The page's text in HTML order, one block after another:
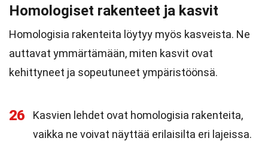
Homologiset rakenteet ja kasvit
Homologisia rakenteita löytyy myös kasveista. Ne
auttavat ymmärtämään, miten kasvit ovat
kehittyneet ja sopeutuneet ympäristöönsä.
26
Kasvien lehdet ovat homologisia rakenteita,
vaikka ne voivat näyttää erilaisilta eri lajeissa.